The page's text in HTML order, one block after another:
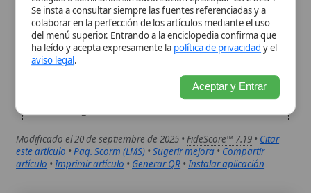
Modificado el 20 de septiembre de 2025 •FideScore™ 7.19•Citar
este artículo•Paq. Scorm (LMS)•Sugerir mejora•Compartir
artículo•Imprimir artículo•Generar QR•Instalar aplicación
Dogma de la sacralidad del orden sacerdotal
El dogma de la sacralidad del orden
Orden Sagrado confiere al sacerdote un
el sacerdocio de Cristo, haciéndolo un
instrumento necesario e insustituible para la
celebración del...